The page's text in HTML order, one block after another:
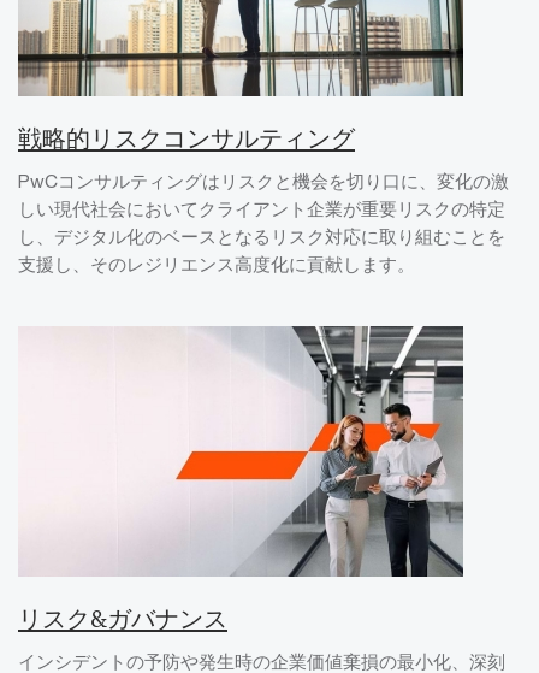
戦略的リスクコンサルティング
PwCコンサルティングはリスクと機会を切り口に、変化の激
しい現代社会においてクライアント企業が重要リスクの特定
し、デジタル化のベースとなるリスク対応に取り組むことを
支援し、そのレジリエンス高度化に貢献します。
リスク&ガバナンス
インシデントの予防や発生時の企業価値棄損の最小化、深刻